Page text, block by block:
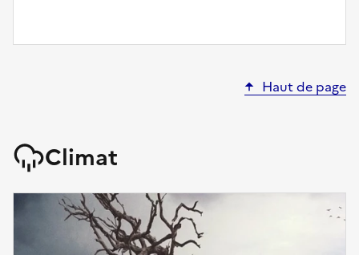
Haut de page
Climat